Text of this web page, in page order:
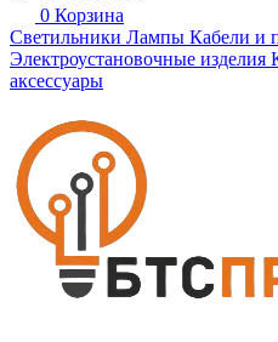
0 Корзина
Светильники Лампы Кабели и
Электроустановочные изделия
аксессуары